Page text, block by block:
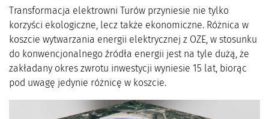
Transformacja elektrowni Turów przyniesie nie tylko
korzyści ekologiczne, lecz także ekonomiczne. Różnica w
koszcie wytwarzania energii elektrycznej z OZE, w stosunku
do konwencjonalnego źródła energii jest na tyle dużą, że
zakładany okres zwrotu inwestycji wyniesie 15 lat, biorąc
pod uwagę jedynie różnicę w koszcie.